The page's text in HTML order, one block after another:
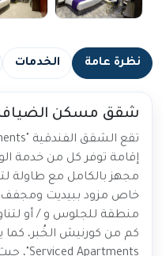
نظرة عامة الخدمات
شقق مسكن
إقامة توفر كل من خدمة
مجهز بالكامل مع طاولة
خاص مزود ببيديت ومجفف